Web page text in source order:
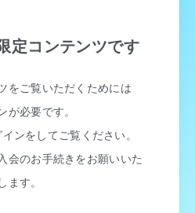
定コンテンツです
をご覧いただくためには
が必要です。
ンをしてご覧ください。
会のお手続きをお願いいた
します。